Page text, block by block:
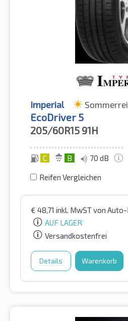
Imperial
EcoDriver 5
205/60R15 91H
C B 70 dB
Reifen Vergleichen
€ 48,71 inkl. MwSTvon Auto-
AUF LAGER
Versandkostenfrei
Details Warenkorb